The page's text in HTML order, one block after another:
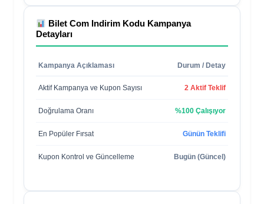
Bilet Com Indirim Kodu Kampanya
Detayları
Kampanya Açıklaması Durum / Detay
Aktif Kampanya ve Kupon Sayısı 2 Aktif Teklif
Doğrulama Oranı %100 Çalışıyor
En Popüler Fırsat Günün Teklifi
Kupon Kontrol ve Güncelleme Bugün (Güncel)